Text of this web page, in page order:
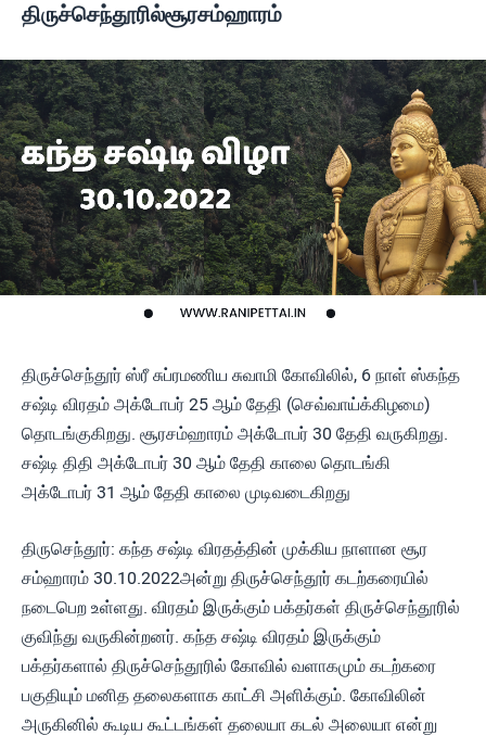
திருச்செந்தூரில்சூரசம்ஹாரம்
திருச்செந்தூர் ஸ்ரீ சுப்ரமணிய சுவாமி கோவிலில், 6 நாள் ஸ்கந்த
சஷ்டி விரதம் அக்டோபர் 25 ஆம் தேதி (செவ்வாய்க்கிழமை)
தொடங்குகிறது. சூரசம்ஹாரம் அக்டோபர் 30 தேதி வருகிறது.
சஷ்டி திதி அக்டோபர் 30 ஆம் தேதி காலை தொடங்கி
அக்டோபர் 31 ஆம் தேதி காலை முடிவடைகிறது
திருசெந்தூர்: கந்த சஷ்டி விரதத்தின் முக்கிய நாளான சூர
சம்ஹாரம் 30.10.2022அன்று திருச்செந்தூர் கடற்கரையில்
நடைபெற உள்ளது. விரதம் இருக்கும் பக்தர்கள் திருச்செந்தூரில்
குவிந்து வருகின்றனர். கந்த சஷ்டி விரதம் இருக்கும்
பக்தர்களால் திருச்செந்தூரில் கோவில் வளாகமும் கடற்கரை
பகுதியும் மனித தலைகளாக காட்சி அளிக்கும். கோவிலின்
அருகினில் கூடிய கூட்டங்கள் தலையா கடல் அலையா என்று